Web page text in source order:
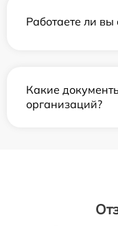
Работаете ли
Какие
организаций?